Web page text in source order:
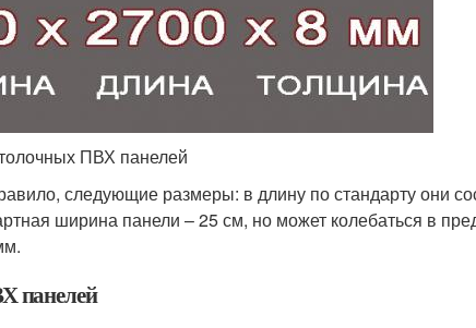
ПВХ панелей
следующие размеры: в длину по стандарту они
ширина панели – 25 см, но может колебаться в
панелей